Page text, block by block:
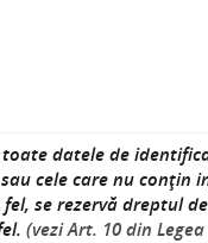
datele de
cele care nu conţin
se rezervă dreptul
(vezi Art. 10 din